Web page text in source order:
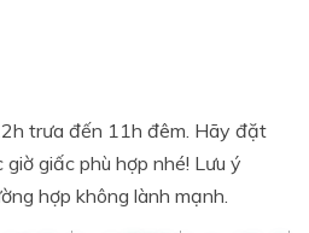
trưa đến 11h đêm. Hãy đặt
giấc phù hợp nhé! Lưu ý
hợp không lành mạnh.